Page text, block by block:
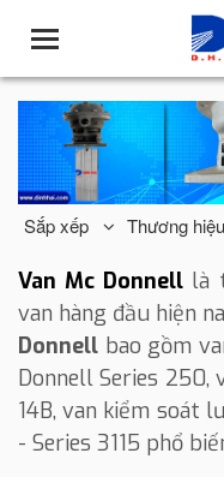
T
g
g
l
e
n
a
i
a
t
i
o
n
Sắp xếp Thương
VanMc Donnell là
van hàng đầu hiện
Donnell bao gồm
Donnell Series 250,
14B, van kiểm soát
- Series 3115 phổ